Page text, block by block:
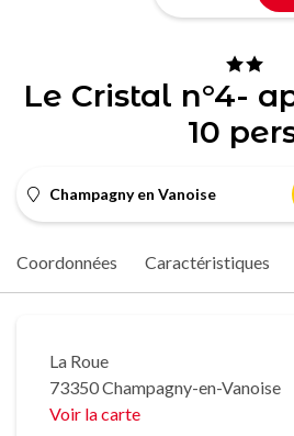
Le Cristal n°4-
10
Champagny en Vanoise
Coordonnées Caractéristiques
La Roue
73350 Champagny-en-Vanoise
Voir la carte